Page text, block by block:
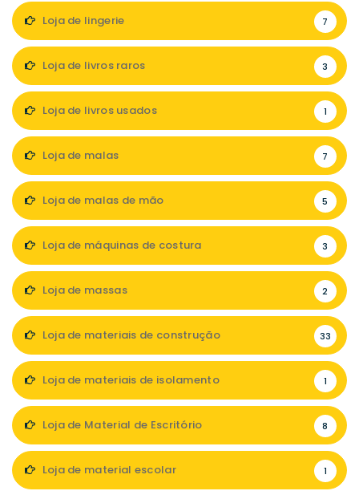
Loja de lingerie 7
Loja de livros raros 3
Loja de livros usados 1
Loja de malas 7
Loja de malas de mão 5
Loja de máquinas de costura 3
Loja de massas 2
Loja de materiais de construção 33
Loja de materiais de isolamento 1
Loja de Material de Escritório 8
Loja de material escolar 1